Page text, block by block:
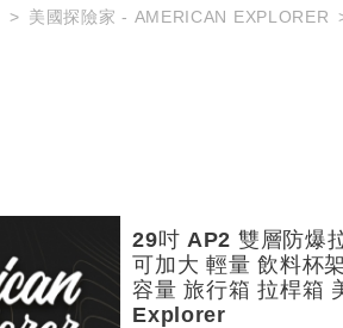
美國探險家 - AMERICAN EXPLORER
29吋 AP2 雙層防爆
可加大 輕量 飲料杯
容量 旅行箱 拉桿箱
Explorer